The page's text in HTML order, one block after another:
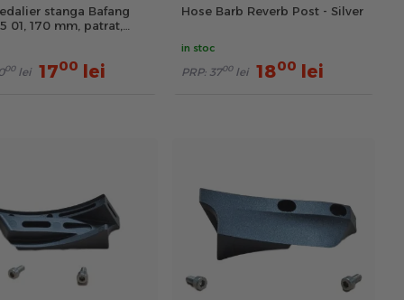
stanga Bafang
01, 170 mm, patrat,
00 lei 1700 lei
Hose Barb Reverb Post - Silver
in stoc
PRP: 3700 lei 1800 lei